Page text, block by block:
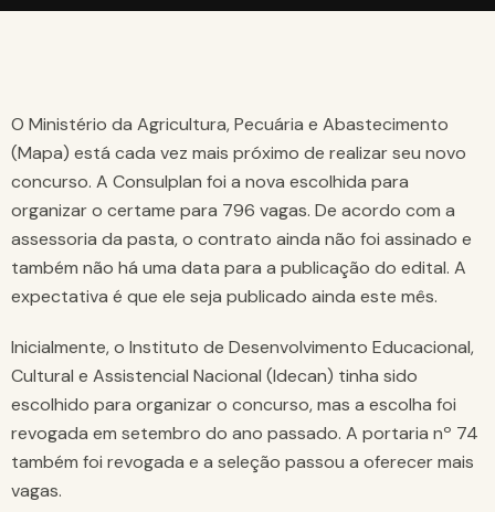
O Ministério da Agricultura, Pecuária e Abastecimento
(Mapa) está cada vez mais próximo de realizar seu novo
concurso. A Consulplan foi a nova escolhida para
organizar o certame para 796 vagas. De acordo com a
assessoria da pasta, o contrato ainda não foi assinado e
também não há uma data para a publicação do edital. A
expectativa é que ele seja publicado ainda este mês.
Inicialmente, o Instituto de Desenvolvimento Educacional,
Cultural e Assistencial Nacional (Idecan) tinha sido
escolhido para organizar o concurso, mas a escolha foi
revogada em setembro do ano passado. A portaria nº 74
também foi revogada e a seleção passou a oferecer mais
vagas.